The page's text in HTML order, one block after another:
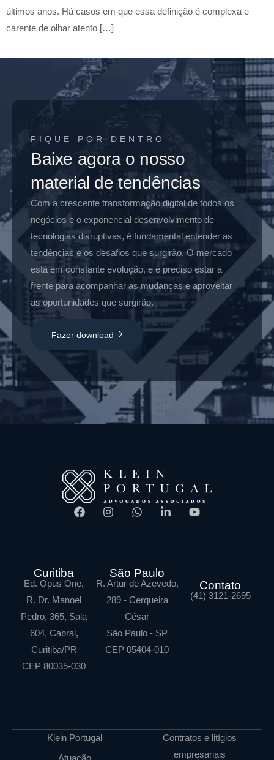
últimos anos. Há casos em que essa definição é complexa e
carente de olhar atento […]
FIQUE POR DENTRO
Baixe agora o nosso
material de tendências
Com a crescente transformação digital de todos os
negócios e o exponencial desenvolvimento de
tecnologias disruptivas, é fundamental entender as
tendências e os desafios que surgirão. O mercado
está em constante evolução, e é preciso estar à
frente para acompanhar as mudanças e aproveitar
as oportunidades que surgirão.
Fazer download
Curitiba
Ed. Opus One,
R. Dr. Manoel
Pedro, 365, Sala
604, Cabral,
Curitiba/PR
CEP 80035-030
São Paulo
R. Artur de Azevedo,
289 - Cerqueira
César
São Paulo - SP
CEP 05404-010
Contato
(41) 3121-2695
Klein Portugal
Atuação
Contratos e litígios
empresariais